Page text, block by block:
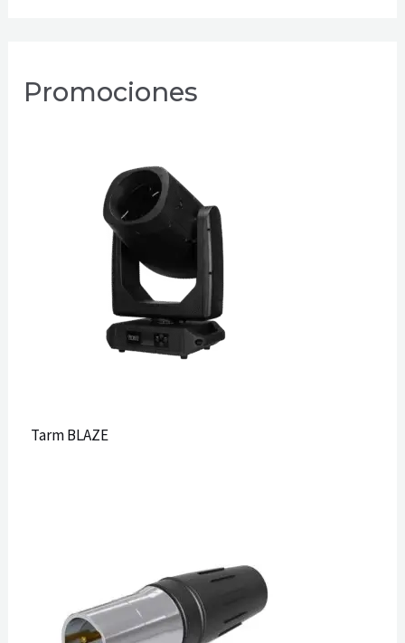
Promociones
Tarm BLAZE